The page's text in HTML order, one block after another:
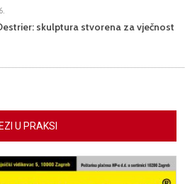
skulptura stvorena za vječnost
U PRAKSI